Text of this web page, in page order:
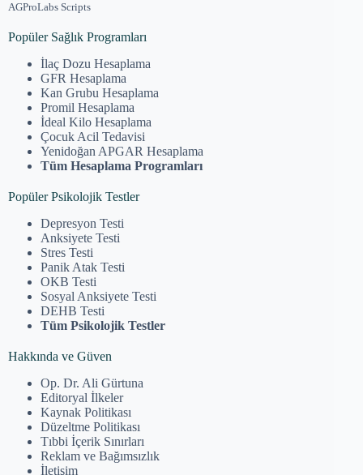
AGProLabs Scripts
Popüler Sağlık Programları
İlaç Dozu Hesaplama
GFR Hesaplama
Kan Grubu Hesaplama
Promil Hesaplama
İdeal Kilo Hesaplama
Çocuk Acil Tedavisi
Yenidoğan APGAR Hesaplama
Tüm Hesaplama Programları
Popüler Psikolojik Testler
Depresyon Testi
Anksiyete Testi
Stres Testi
Panik Atak Testi
OKB Testi
Sosyal Anksiyete Testi
DEHB Testi
Tüm Psikolojik Testler
Hakkında ve Güven
Op. Dr. Ali Gürtuna
Editoryal İlkeler
Kaynak Politikası
Düzeltme Politikası
Tıbbi İçerik Sınırları
Reklam ve Bağımsızlık
İletişim